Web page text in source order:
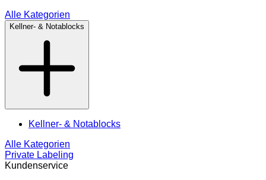
Alle Kategorien
Kellner- & Notablocks
Kellner- & Notablocks
Alle Kategorien
Private Labeling
Kundenservice